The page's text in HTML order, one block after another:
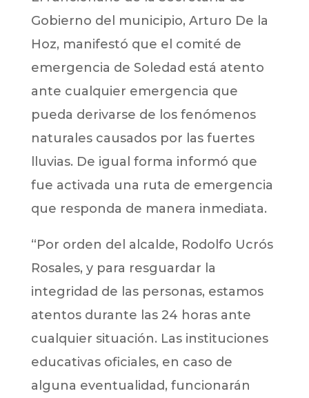
Gobierno del municipio, Arturo De la
Hoz, manifestó que el comité de
emergencia de Soledad está atento
ante cualquier emergencia que
pueda derivarse de los fenómenos
naturales causados por las fuertes
lluvias. De igual forma informó que
fue activada una ruta de emergencia
que responda de manera inmediata.
“Por orden del alcalde, Rodolfo Ucrós
Rosales, y para resguardar la
integridad de las personas, estamos
atentos durante las 24 horas ante
cualquier situación. Las instituciones
educativas oficiales, en caso de
alguna eventualidad, funcionarán